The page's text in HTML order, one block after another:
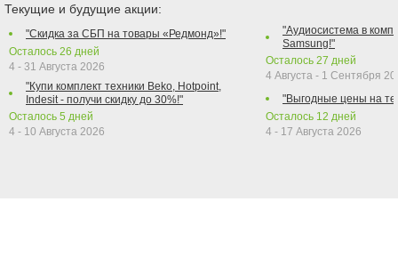
Текущие и будущие акции:
"Скидка за СБП на товары «Редмонд»!"
Осталось 26 дней
4 - 31 Августа 2026
"Купи комплект техники Beko, Hotpoint,
Indesit - получи скидку до 30%!"
Осталось 5 дней
4 - 10 Августа 2026
"Аудиосистема в
Samsung!"
Осталось 27 дней
4 Августа - 1 Сентября
"Выгодные цены на
Осталось 12 дней
4 - 17 Августа 2026